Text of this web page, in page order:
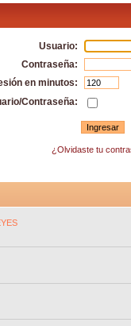
Usuario:
Contraseña:
en minutos:
Contraseña:
¿Olvidaste tu